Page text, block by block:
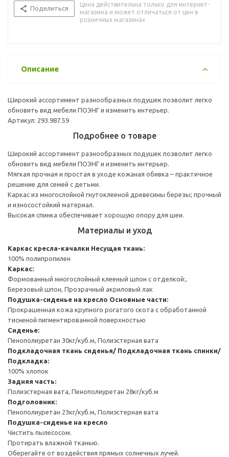
Поделиться
Цена действительна только для интернет-
магазина и может отличаться от цен в
розничных магазинах
Описание
Широкий ассортимент разнообразных подушек позволит легко
обновить вид мебели ПОЭНГ и изменить интерьер.
Артикул: 293.987.59
Подробнее о товаре
Широкий ассортимент разнообразных подушек позволит легко
обновить вид мебели ПОЭНГ и изменить интерьер.
Мягкая прочная и простая в уходе кожаная обивка – практичное
решение для семей с детьми.
Каркас из многослойной гнутоклееной древесины березы; прочный
и износостойкий материал.
Высокая спинка обеспечивает хорошую опору для шеи.
Материалы и уход
Каркас кресла-качалки Несущая ткань:
100% полипропилен
Каркас:
Формованный многослойный клееный шпон с отделкой:,
Березовый шпон, Прозрачный акриловый лак
Подушка-сиденье на кресло Основные части:
Прокрашенная кожа крупного рогатого скота с обработанной
тисненой пигментированной поверхностью
Сиденье:
Пенополиуретан 30кг/куб.м, Полиэстерная вата
Подкладочная ткань сиденья/ Подкладочная ткань спинки/
Подкладка:
100% хлопок
Задняя часть:
Полиэстерная вата, Пенополиуретан 28кг/куб.м
Подголовник:
Пенополиуретан 23кг/куб.м, Полиэстерная вата
Подушка-сиденье на кресло
Чистить пылесосом.
Протирать влажной тканью.
Оберегайте от воздействия прямых солнечных лучей.